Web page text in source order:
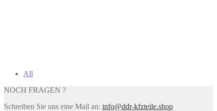
All
NOCH FRAGEN ?
Schreiben Sie uns eine Mail an: info@ddr-kfzteile.shop